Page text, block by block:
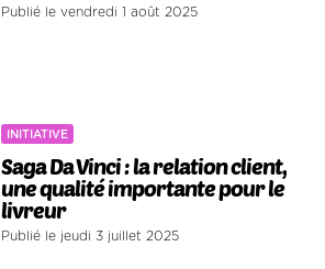
Publié le vendredi 1 août 2025
INITIATIVE
Saga Da Vinci : la relation client,
une qualité importante pour le
livreur
Publié le jeudi 3 juillet 2025